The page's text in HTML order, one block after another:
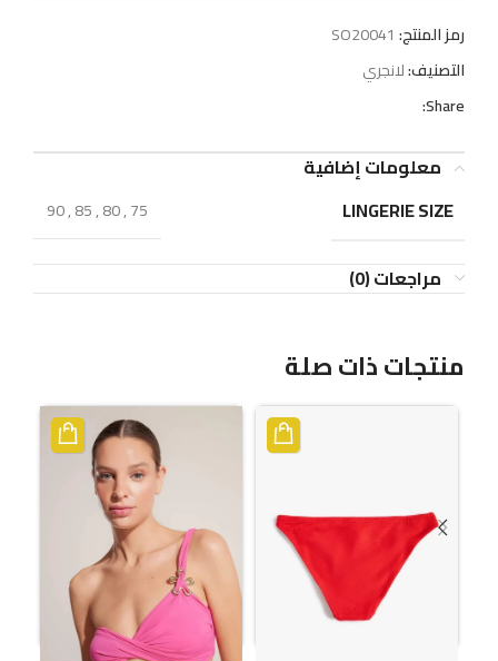
رمز المنتج: SO20041
التصنيف:لانجري
Share:
معلومات إضافية
LINGERIE SIZE
75
,
80
,
85
,
90
مراجعات (0)
منتجات ذات صلة